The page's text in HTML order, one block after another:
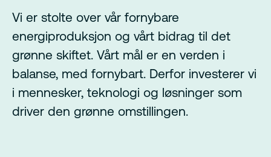
Vi er stolte over vår fornybare
energiproduksjon og vårt bidrag til det
grønne skiftet. Vårt mål er en verden i
balanse, med fornybart. Derfor investerer vi
i mennesker, teknologi og løsninger som
driver den grønne omstillingen.